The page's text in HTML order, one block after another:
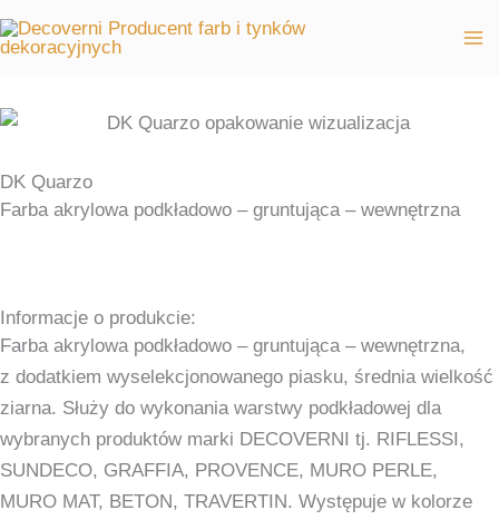
Przejdź
do
DK Quarzo
Farba akrylowa podkładowo – gruntująca – wewnętrzna
Informacje o produkcie:
Farba akrylowa podkładowo – gruntująca – wewnętrzna,
z dodatkiem wyselekcjonowanego piasku, średnia wielkość
ziarna. Służy do wykonania warstwy podkładowej dla
wybranych produktów marki DECOVERNI tj. RIFLESSI,
SUNDECO, GRAFFIA, PROVENCE, MURO PERLE,
MURO MAT, BETON, TRAVERTIN. Występuje w kolorze